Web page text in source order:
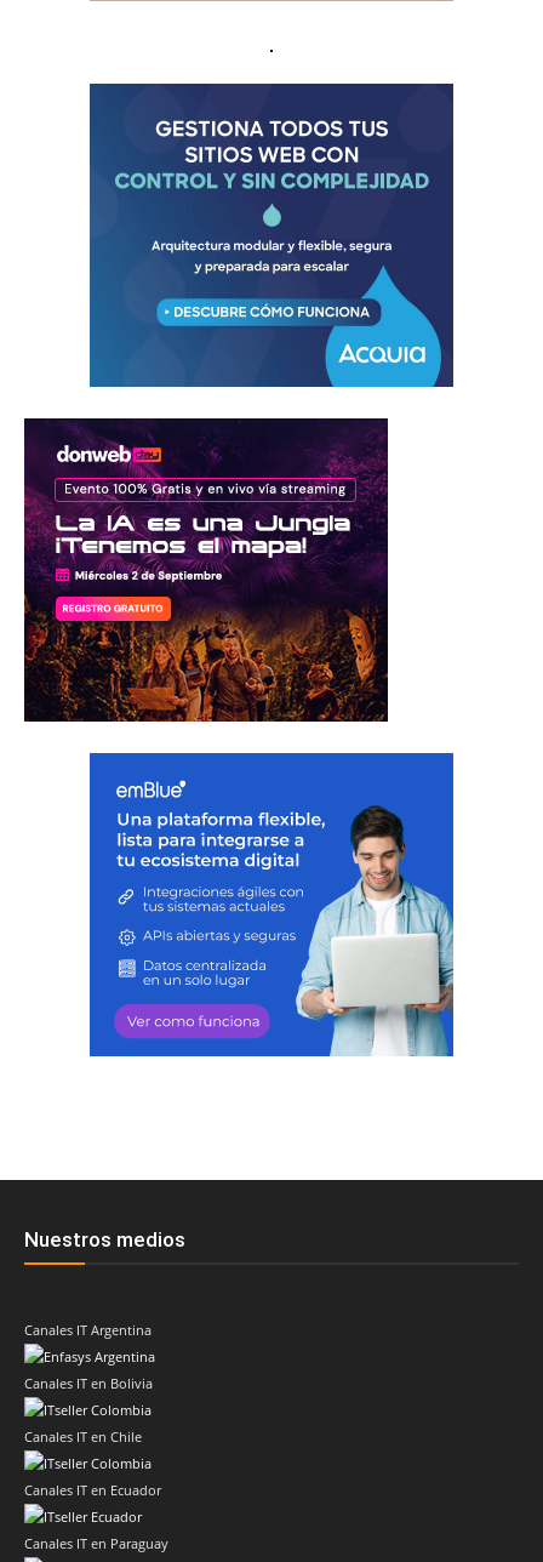
Nuestros medios
Canales IT Argentina
Canales IT en Bolivia
Canales IT en Chile
Canales IT en Ecuador
Canales IT en Paraguay